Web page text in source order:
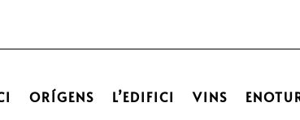
ORÍGENS L’EDIFICI VINS